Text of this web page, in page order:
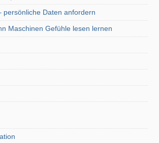
persönliche Daten anfordern
Maschinen Gefühle lesen lernen